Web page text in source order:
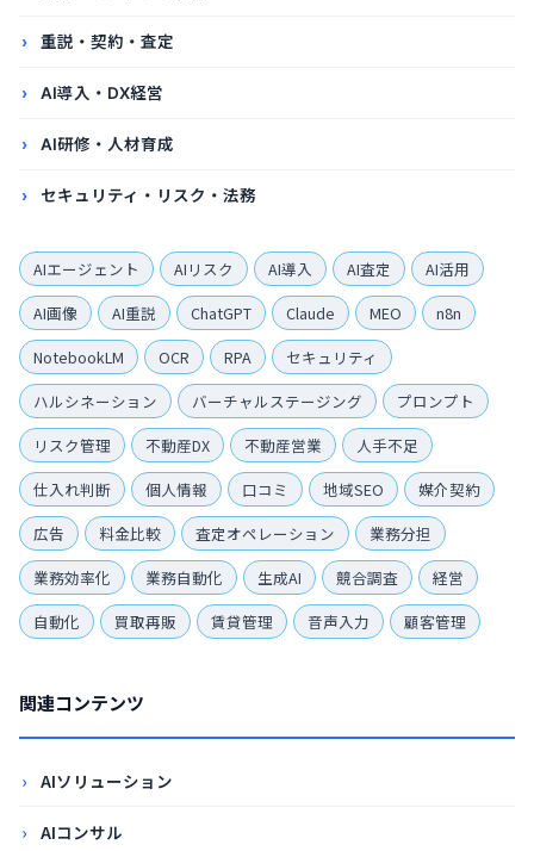
重説・契約・査定
AI導入・DX経営
AI研修・人材育成
セキュリティ・リスク・法務
AIエージェント AIリスク AI導入 AI査定
AI活用
AI画像
AI重説 ChatGPT Claude MEO
n8n
NotebookLM
OCR RPA
セキュリティ
ハルシネーション
バーチャルステージング
プロンプト
リスク管理
不動産DX 不動産営業
人手不足
仕入れ判断
個人情報 口コミ 地域SEO
媒介契約
広告
料金比較 査定オペレーション
業務分担
業務効率化
業務自動化 生成AI 競合調査
経営
自動化
買取再販 賃貸管理 音声入力 顧客管理
関連コンテンツ
AIソリューション
AIコンサル